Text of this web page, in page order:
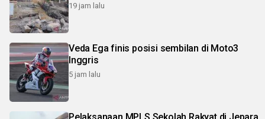
19 jam lalu
Veda Ega finis posisi sembilan di Moto3
Inggris
5 jam lalu